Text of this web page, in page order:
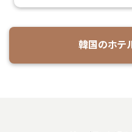
韓国のホテ